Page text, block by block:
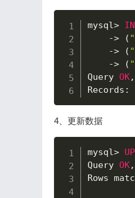
mysql>
->
(
->
(
->
(
Query OK,
Records :
4、更新数据
mysql>
Query OK,
Rows